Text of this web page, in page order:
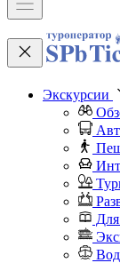
Экскурсии